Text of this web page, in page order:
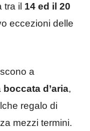
il 14 ed il 20
eccezioni delle
a
boccata d’aria,
regalo di
mezzi termini.